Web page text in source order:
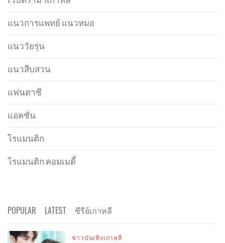
แนวการแพทย์ แนวหมอ
แนววัยรุ่น
แนวสืบสวน
แฟนตาซี
แอคชั่น
โรแมนติก
โรแมนติก คอมเมดี้
POPULAR LATEST ซีรีย์เกาหลี
ข่าวบันเทิงเกาหลี